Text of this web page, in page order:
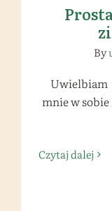
By
Uwielbiam
mnie w sobie
Czytaj dalej